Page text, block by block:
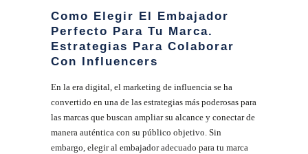
Como Elegir El Embajador
Perfecto Para Tu Marca.
Estrategias Para Colaborar
Con Influencers
En la era digital, el marketing de influencia se ha
convertido en una de las estrategias más poderosas para
las marcas que buscan ampliar su alcance y conectar de
manera auténtica con su público objetivo. Sin
embargo, elegir al embajador adecuado para tu marca